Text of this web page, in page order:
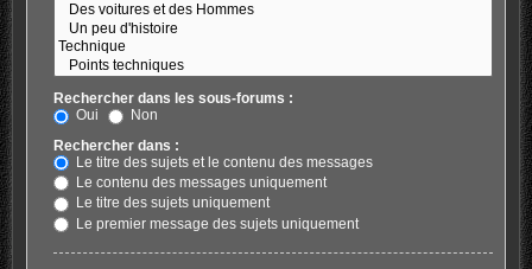
Rechercher dans les sous-forums :
Oui
Non
Rechercher dans :
Le titre des sujets et le contenu des messages
Le contenu des messages uniquement
Le titre des sujets uniquement
Le premier message des sujets uniquement